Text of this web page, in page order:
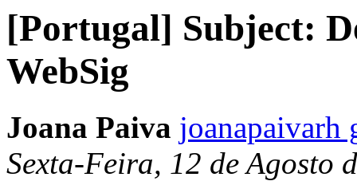
[Portugal] Subject:
WebSig
Joana Paiva joanapaivarh
Sexta-Feira, 12 de Agosto